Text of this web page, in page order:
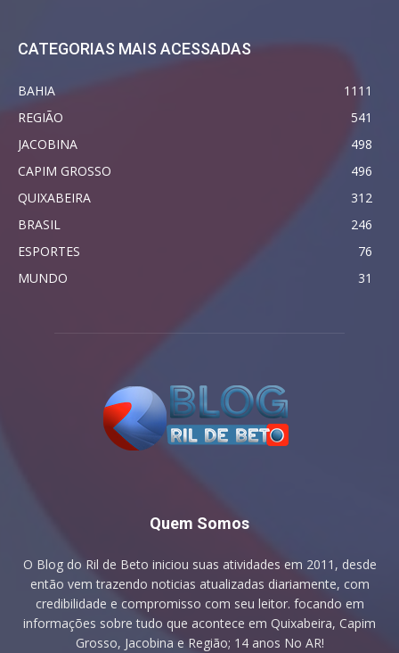
CATEGORIAS MAIS ACESSADAS
BAHIA
1111
REGIÃO
541
JACOBINA
498
CAPIM GROSSO
496
QUIXABEIRA
312
BRASIL
246
ESPORTES
76
MUNDO
31
Quem Somos
O Blog do Ril de Beto iniciou suas atividades em 2011, desde
então vem trazendo noticias atualizadas diariamente, com
credibilidade e compromisso com seu leitor. focando em
informações sobre tudo que acontece em Quixabeira, Capim
Grosso, Jacobina e Região; 14 anos No AR!